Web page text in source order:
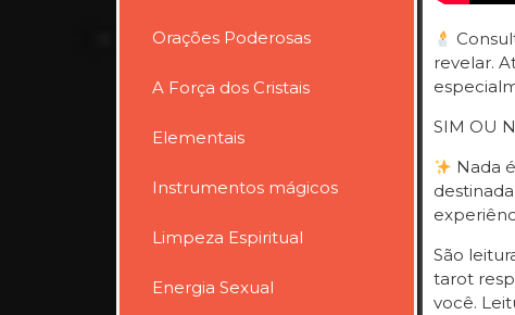
Orações Poderosas
A Força dos Cristais
Elementais
Instrumentos mágicos
Limpeza Espiritual
Energia Sexual
revelar.
SIM OU
Nada
São
tarot
você.